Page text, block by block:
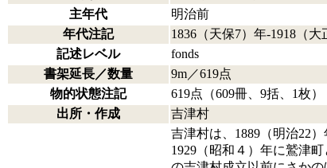
主年代
明治前
年代注記
1836（天保7）年-1918（大
記述レベル
fonds
書架延長／数量
9m／619点
物的状態注記
619点（609冊、9括、1枚）
出所・作成
吉津村
吉津村は、1889（明治22
1929（昭和４）年に鷲津